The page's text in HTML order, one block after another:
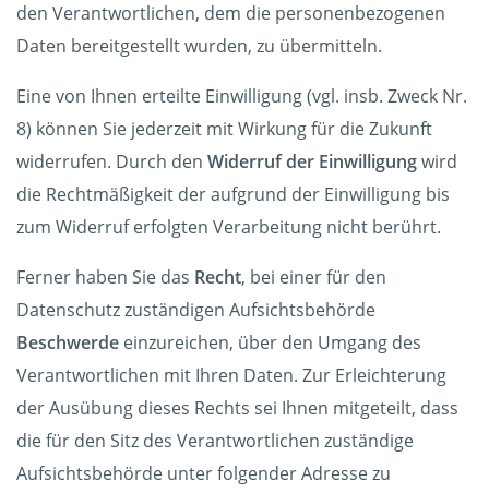
den Verantwortlichen, dem die personenbezogenen
Daten bereitgestellt wurden, zu übermitteln.
Eine von Ihnen erteilte Einwilligung (vgl. insb. Zweck Nr.
8) können Sie jederzeit mit Wirkung für die Zukunft
widerrufen. Durch den Widerruf der Einwilligungwird
die Rechtmäßigkeit der aufgrund der Einwilligung bis
zum Widerruf erfolgten Verarbeitung nicht berührt.
Ferner haben Sie das Recht, bei einer für den
Datenschutz zuständigen Aufsichtsbehörde
Beschwerde einzureichen, über den Umgang des
Verantwortlichen mit Ihren Daten. Zur Erleichterung
der Ausübung dieses Rechts sei Ihnen mitgeteilt, dass
die für den Sitz des Verantwortlichen zuständige
Aufsichtsbehörde unter folgender Adresse zu